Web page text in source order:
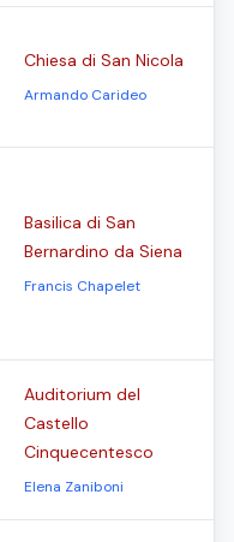
Chiesa di San Nicola
Armando Carideo
Basilica di San
Bernardino da Siena
Francis Chapelet
Auditorium del
Castello
Cinquecentesco
Elena Zaniboni